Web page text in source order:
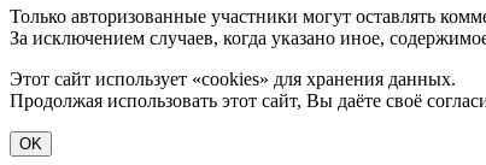
Только авторизованные участники могут оставлять
За исключением случаев, когда указано иное,
Этот сайт использует «cookies» для хранения данных.
Продолжая использовать этот сайт, Вы даёте своё
OK